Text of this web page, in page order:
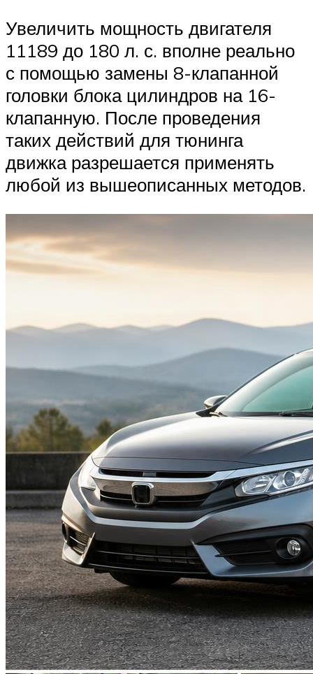
Увеличить мощность двигателя
11189 до 180 л. с. вполне реально
с помощью замены 8-клапанной
головки блока цилиндров на 16-
клапанную. После проведения
таких действий для тюнинга
движка разрешается применять
любой из вышеописанных методов.